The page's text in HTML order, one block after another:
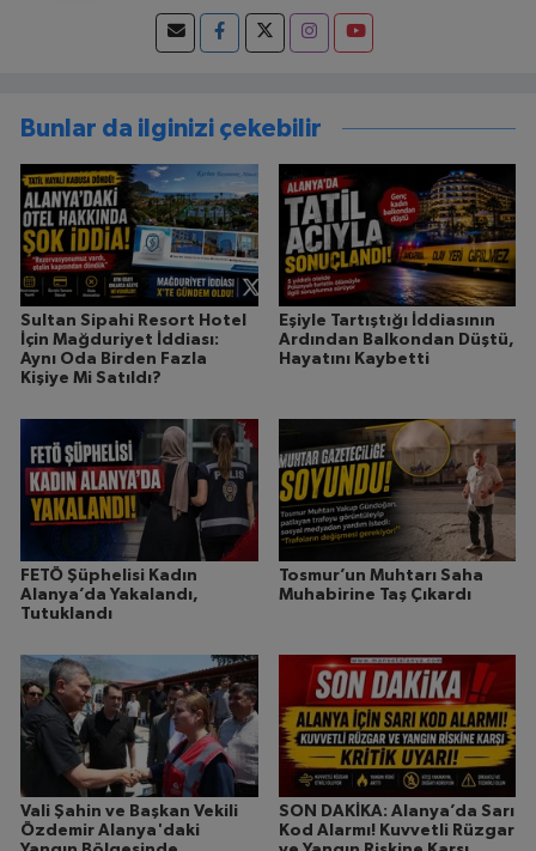
Bunlar da ilginizi çekebilir
Sultan Sipahi Resort Hotel
İçin Mağduriyet İddiası:
Aynı Oda Birden Fazla
Kişiye Mi Satıldı?
Eşiyle Tartıştığı İddiasının
Ardından Balkondan Düştü,
Hayatını Kaybetti
FETÖ Şüphelisi Kadın
Alanya’da Yakalandı,
Tutuklandı
Tosmur’un Muhtarı Saha
Muhabirine Taş Çıkardı
Vali Şahin ve Başkan Vekili
Özdemir Alanya'daki
SON DAKİKA: Alanya’da Sarı
Kod Alarmı! Kuvvetli Rüzgar